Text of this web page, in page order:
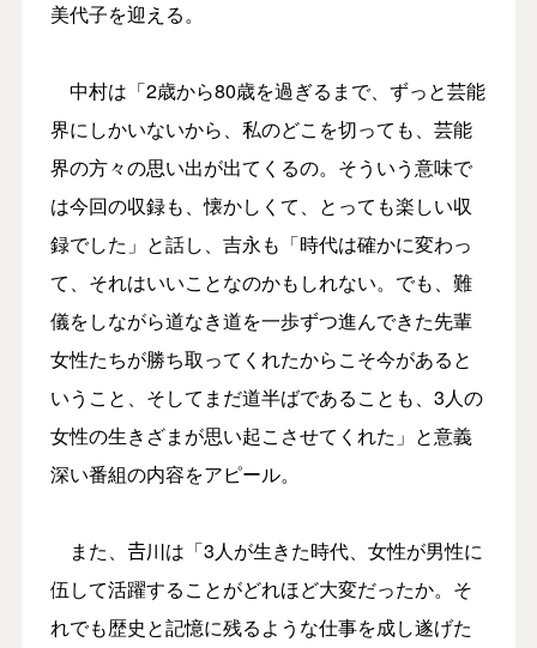
美代子を迎える。
中村は「2歳から80歳を過ぎるまで、ずっと芸能
界にしかいないから、私のどこを切っても、芸能
界の方々の思い出が出てくるの。そういう意味で
は今回の収録も、懐かしくて、とっても楽しい収
録でした」と話し、吉永も「時代は確かに変わっ
て、それはいいことなのかもしれない。でも、難
儀をしながら道なき道を一歩ずつ進んできた先輩
女性たちが勝ち取ってくれたからこそ今があると
いうこと、そしてまだ道半ばであることも、3人の
女性の生きざまが思い起こさせてくれた」と意義
深い番組の内容をアピール。
また、𠮷川は「3人が生きた時代、女性が男性に
伍して活躍することがどれほど大変だったか。そ
れでも歴史と記憶に残るような仕事を成し遂げた